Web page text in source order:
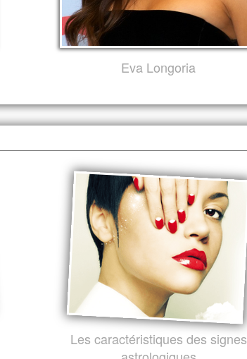
Eva Longoria
Les caractéristiques des signes